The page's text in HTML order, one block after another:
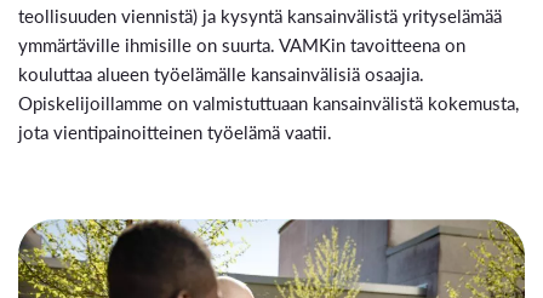
teollisuuden viennistä) ja kysyntä kansainvälistä yrityselämää
ymmärtäville ihmisille on suurta. VAMKin tavoitteena on
kouluttaa alueen työelämälle kansainvälisiä osaajia.
Opiskelijoillamme on valmistuttuaan kansainvälistä kokemusta,
jota vientipainoitteinen työelämä vaatii.